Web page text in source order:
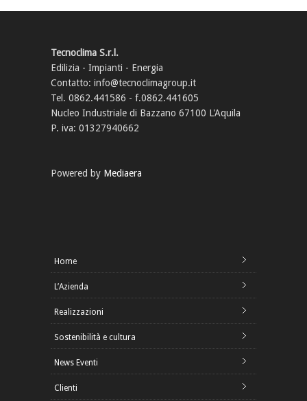
Tecnoclima S.r.l.
Edilizia - Impianti - Energia
Contatto: info@tecnoclimagroup.it
Tel. 0862.441586 - f.0862.441605
Nucleo Industriale di Bazzano 67100 L'Aquila
P. iva: 01327940662
Powered by Mediaera
Home
L’Azienda
Realizzazioni
Sostenibilità e cultura
News Eventi
Clienti